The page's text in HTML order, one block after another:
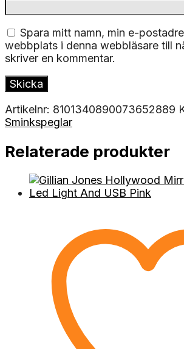
Spara mitt namn, min e-
webbplats i denna webbläsare till
skriver en kommentar.
Artikelnr: 8101340890073652889
Sminkspeglar
Relaterade produkter